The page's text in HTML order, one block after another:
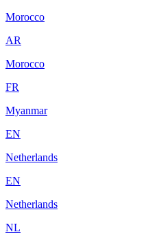
Morocco
AR
Morocco
FR
Myanmar
EN
Netherlands
EN
Netherlands
NL